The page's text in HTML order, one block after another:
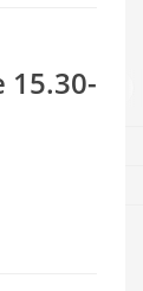
15.30-
Cad